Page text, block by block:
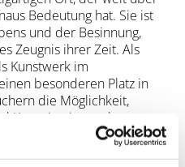
Bedeutung hat. Sie ist
und der Besinnung,
Zeugnis ihrer Zeit. Als
Kunstwerk im
besonderen Platz in
die Möglichkeit,
Kunst in einer seltenen